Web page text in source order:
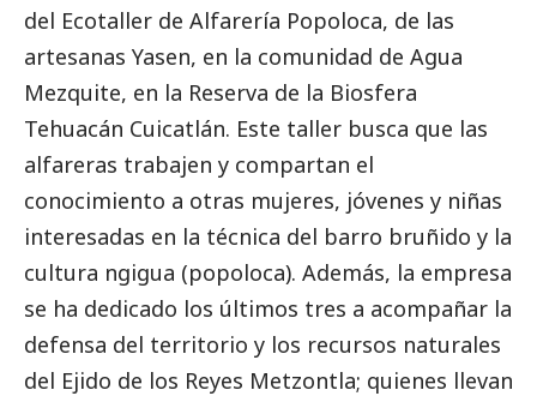
del Ecotaller de Alfarería Popoloca, de las
artesanas Yasen, en la comunidad de Agua
Mezquite, en la Reserva de la Biosfera
Tehuacán Cuicatlán. Este taller busca que las
alfareras trabajen y compartan el
conocimiento a otras mujeres, jóvenes y niñas
interesadas en la técnica del barro bruñido y la
cultura ngigua (popoloca). Además, la empresa
se ha dedicado los últimos tres a acompañar la
defensa del territorio y los recursos naturales
del Ejido de los Reyes Metzontla; quienes llevan